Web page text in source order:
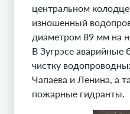
центральном
изношенный
диаметром 89 мм на
В Зугрэсе аварийные
чистку
Чапаева и Ленина, а
пожарные гидранты.